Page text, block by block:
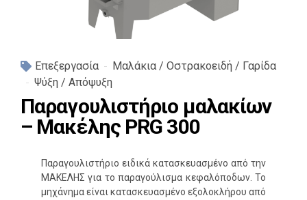
Επεξεργασία
Μαλάκια / Οστρακοειδή / Γαρίδα
Ψύξη / Απόψυξη
Παραγουλιστήριο μαλακίων
– Μακέλης PRG 300
Παραγουλιστήριο ειδικά κατασκευασμένο από την
ΜΑΚΕΛΗΣ για το παραγούλισμα κεφαλόποδων. Το
μηχάνημα είναι κατασκευασμένο εξολοκλήρου από